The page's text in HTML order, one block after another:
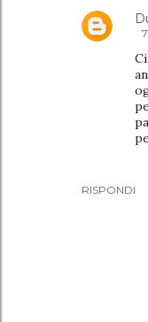
RISPONDI